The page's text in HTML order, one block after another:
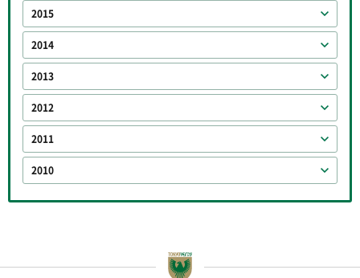
2015
2014
2013
2012
2011
2010